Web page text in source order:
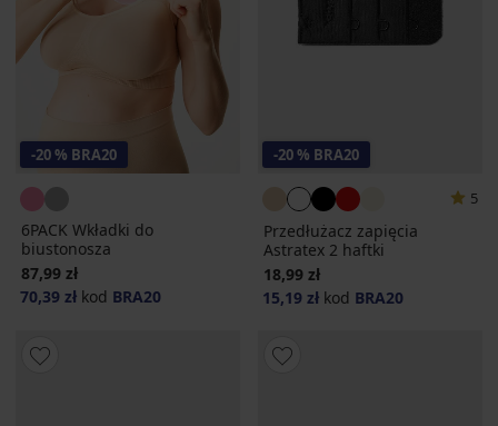
-20 % BRA20
6PACK Wkładki do
biustonosza
87,99 zł
70,39 zł kod BRA20
-20 % BRA20
5
Przedłużacz zapięcia
Astratex 2 haftki
18,99 zł
15,19 zł kod BRA20